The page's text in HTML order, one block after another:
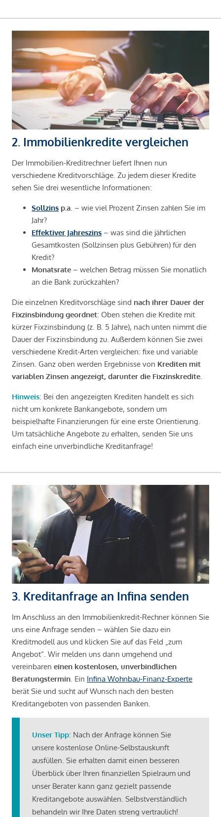
2. Immobilienkredite vergleichen
Der Immobilien-Kreditrechner liefert Ihnen nun
verschiedene Kreditvorschläge. Zu jedem dieser Kredite
sehen Sie drei wesentliche Informationen:
Sollzins p.a . – wie viel Prozent Zinsen zahlen Sie im
Jahr?
Effektiver Jahreszins – was sind die jährlichen
Gesamtkosten (Sollzinsen plus Gebühren) für den
Kredit?
Monatsrate – welchen Betrag müssen Sie monatlich
an die Bank zurückzahlen?
Die einzelnen Kreditvorschläge sind nach ihrer Dauer der
Fixzinsbindung geordnet: Oben stehen die Kredite mit
kürzer Fixzinsbindung (z. B. 5 Jahre), nach unten nimmt die
Dauer der Fixzinsbindung zu. Außerdem können Sie zwei
verschiedene Kredit-Arten vergleichen: fixe und variable
Zinsen. Ganz oben werden Ergebnisse von Krediten mit
variablen Zinsen angezeigt, darunter die Fixzinskredite
Hinweis: Bei den angezeigten Krediten handelt es sich
nicht um konkrete Bankangebote, sondern um
beispielhafte Finanzierungen für eine erste Orientierung.
Um tatsächliche Angebote zu erhalten, senden Sie uns
einfach eine unverbindliche Kreditanfrage!
3. Kreditanfrage an Infina senden
Im Anschluss an den Immobilienkredit-Rechner können Sie
uns eine Anfrage senden – wählen Sie dazu ein
Kreditmodell aus und klicken Sie auf das Feld „zum
Angebot“. Wir melden uns dann umgehend und
vereinbaren einen kostenlosen, unverbindlichen
Beratungstermin . Ein Infina Wohnbau-Finanz-Experte
berät Sie und sucht auf Wunsch nach den besten
Kreditangeboten von passenden Banken.
Unser Tipp: Nach der Anfrage können Sie
unsere kostenlose Online-Selbstauskunft
ausfüllen. Sie erhalten damit einen besseren
Überblick über Ihren finanziellen Spielraum und
unser Berater kann ganz gezielt passende
Kreditangebote auswählen. Selbstverständlich
behandeln wir Ihre Daten streng vertraulich!